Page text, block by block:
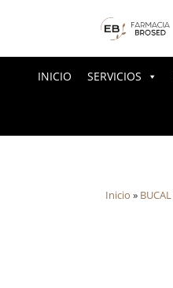
INICIO SERVICIOS
Inicio » BUCAL